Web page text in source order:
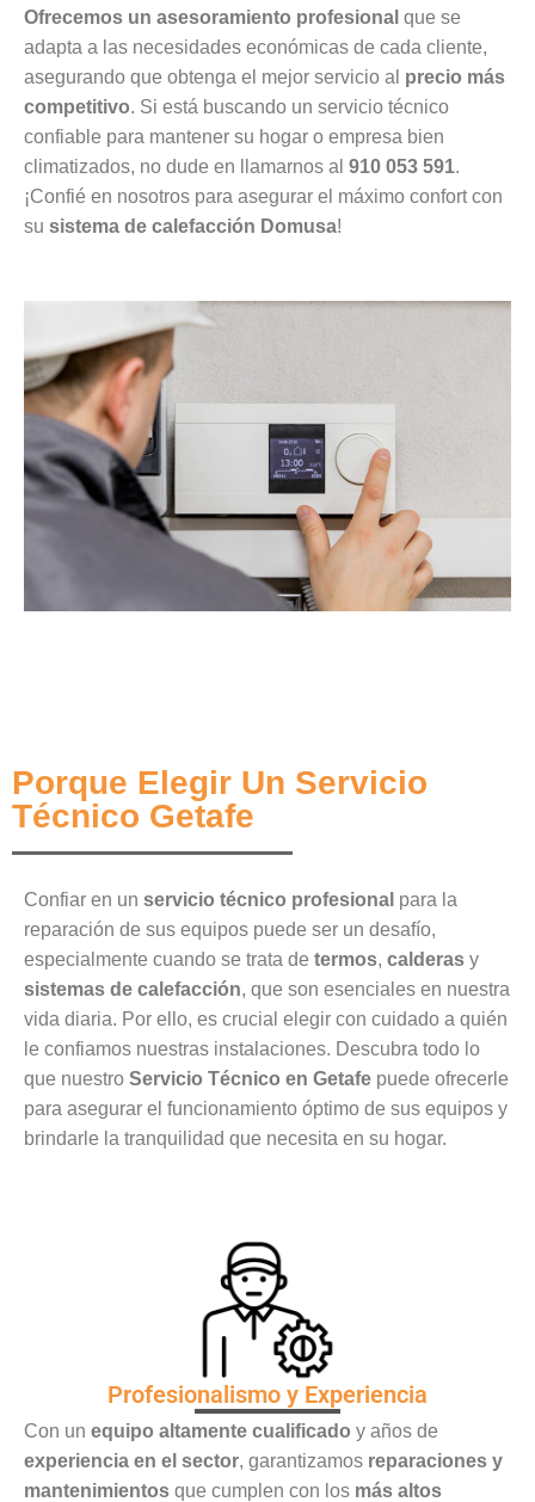
Ofrecemos un asesoramiento profesional que se
adapta a las necesidades económicas de cada cliente,
asegurando que obtenga el mejor servicio al precio más
competitivo. Si está buscando un servicio técnico
confiable para mantener su hogar o empresa bien
climatizados, no dude en llamarnos al 910 053 591.
¡Confié en nosotros para asegurar el máximo confort con
su sistema de calefacción Domusa!
Porque Elegir Un Servicio
Técnico Getafe
Confiar en un servicio técnico profesional para la
reparación de sus equipos puede ser un desafío,
especialmente cuando se trata de termos, calderas y
sistemas de calefacción, que son esenciales en nuestra
vida diaria. Por ello, es crucial elegir con cuidado a quién
le confiamos nuestras instalaciones. Descubra todo lo
que nuestro Servicio Técnico en Getafe puede ofrecerle
para asegurar el funcionamiento óptimo de sus equipos y
brindarle la tranquilidad que necesita en su hogar.
Profesionalismo y Experiencia
Con un equipo altamente cualificado y años de
experiencia en el sector, garantizamos reparaciones y
mantenimientos que cumplen con los más altos